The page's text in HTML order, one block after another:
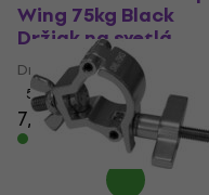
Wing 75kg Black
Držiak na svetlá
Držiak na svetlá
5/5
7,69 €
Na sklade